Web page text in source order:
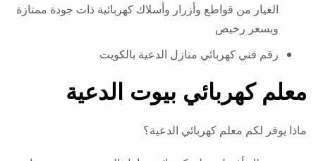
الغيار من قواطع وأزرار وأسلاك كهربائية ذات جودة ممتازة
وبسعر رخيص
رقم فني كهربائي منازل الدعية بالكويت
معلم كهربائي بيوت الدعية
ماذا يوفر لكم معلم كهربائي الدعية؟